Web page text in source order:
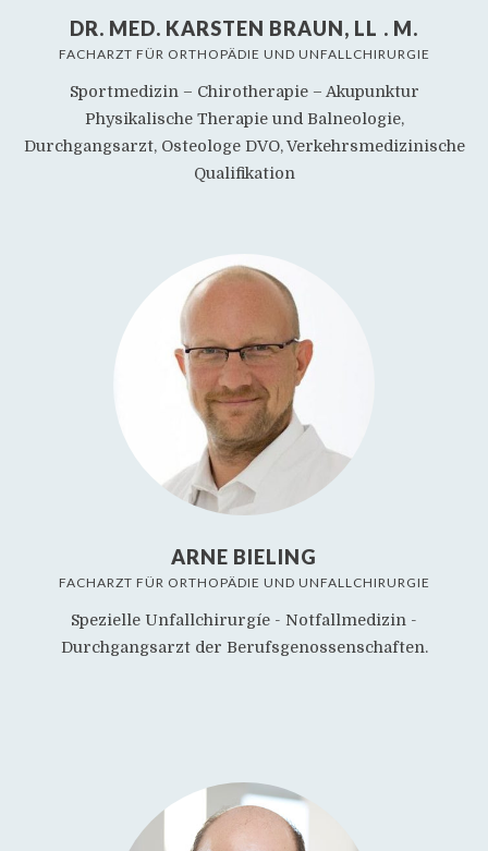
DR. MED. KARSTEN BRAUN, LL . M.
FACHARZT FÜR ORTHOPÄDIE UND UNFALLCHIRURGIE
Sportmedizin – Chirotherapie – Akupunktur
Physikalische Therapie und Balneologie,
Durchgangsarzt, Osteologe DVO, Verkehrsmedizinische
Qualifikation
ARNE BIELING
FACHARZT FÜR ORTHOPÄDIE UND UNFALLCHIRURGIE
Spezielle Unfallchirurgíe - Notfallmedizin -
Durchgangsarzt der Berufsgenossenschaften.